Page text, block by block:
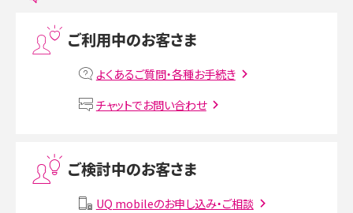
MNOとは？MVNOやMVNEとの違いやメリット・デメリットを解説
VPN接続とは？仕組みや必要性、メリット・デメリット、接続方法を解説
Instagram（インスタグラム）でスクショするとバレる？バレるケースや撮り方も解
ご利用中のお客さま
よくあるご質問・各種お手続き
チャットでお問い合わせ
ご検討中のお客さま
UQ mobileのお申し込み・ご相談